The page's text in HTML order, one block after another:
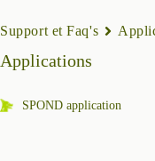
Support et Faq's
Applications
SPOND application